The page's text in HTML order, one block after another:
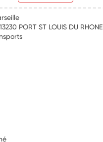
PORT ST LOUIS DU RHONE